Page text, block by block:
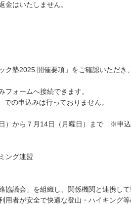
はいたしません。
塾2025 開催要項」をご確認いただき
ォームへ接続できます。
の申込みは行っておりません。
から７月14日（月曜日）まで ※申込
ング連盟
議会」を組織し、関係機関と連携して
が安全で快適な登山・ハイキング等